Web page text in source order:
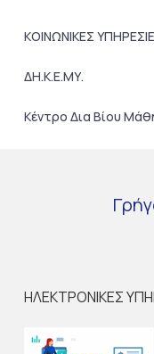
ΚΟΙΝΩΝΙΚΕΣ
ΔΗ.Κ.Ε.ΜΥ.
Κέντρο Δια Βίου
ΗΛΕΚΤΡΟΝΙΚΕΣ